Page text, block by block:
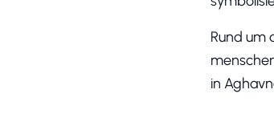
Rund um
in